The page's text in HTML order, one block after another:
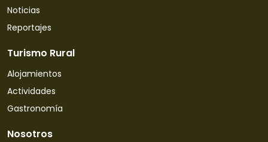
Noticias
Reportajes
Turismo Rural
Alojamientos
Actividades
Gastronomía
Nosotros